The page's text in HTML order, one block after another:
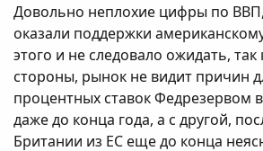
Довольно неплохие цифры по
оказали поддержки
этого и не следовало ожидать, так
стороны, рынок не видит причин
процентных ставок Федрезервом
даже до конца года, а с другой,
Британии из ЕС еще до конца